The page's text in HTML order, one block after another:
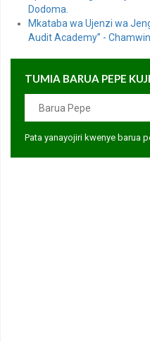
Dodoma.
Mkataba wa Ujenzi wa
Audit Academy” -
TUMIA BARUA PEPE
Pata yanayojiri kwenye barua